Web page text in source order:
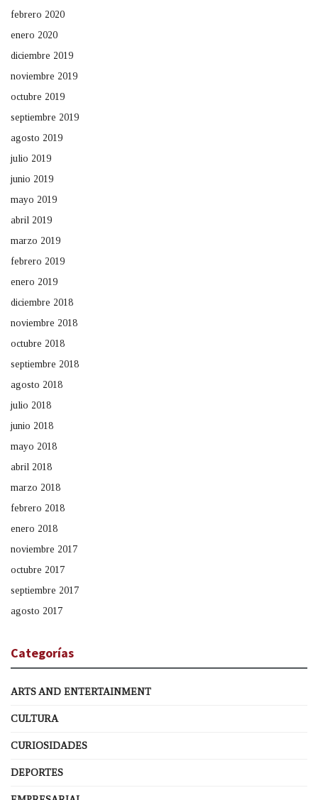
febrero 2020
enero 2020
diciembre 2019
noviembre 2019
octubre 2019
septiembre 2019
agosto 2019
julio 2019
junio 2019
mayo 2019
abril 2019
marzo 2019
febrero 2019
enero 2019
diciembre 2018
noviembre 2018
octubre 2018
septiembre 2018
agosto 2018
julio 2018
junio 2018
mayo 2018
abril 2018
marzo 2018
febrero 2018
enero 2018
noviembre 2017
octubre 2017
septiembre 2017
agosto 2017
Categorías
ARTS AND ENTERTAINMENT
CULTURA
CURIOSIDADES
DEPORTES